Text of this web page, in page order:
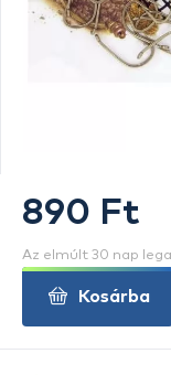
890 Ft
Az elmúlt 30 nap
Kosárba